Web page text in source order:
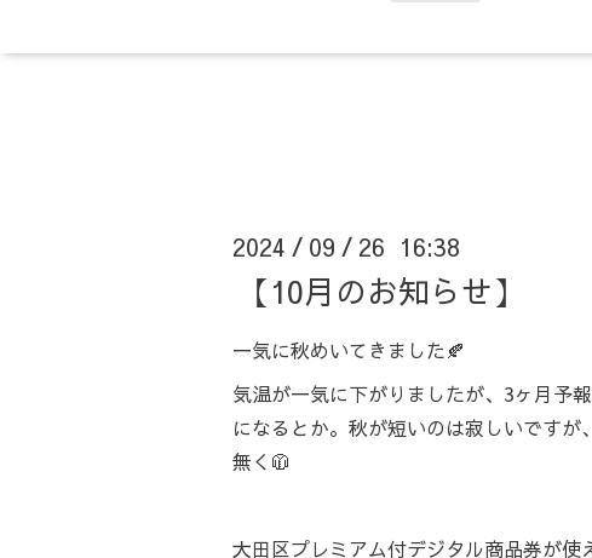
2024 / 09 / 26 16:38
【10月のお知らせ】
一気に秋めいてきました🍂
気温が一気に下がりましたが、3ヶ月予
になるとか。秋が短いのは寂しいですが
無く🧥
大田区プレミアム付デジタル商品券が使